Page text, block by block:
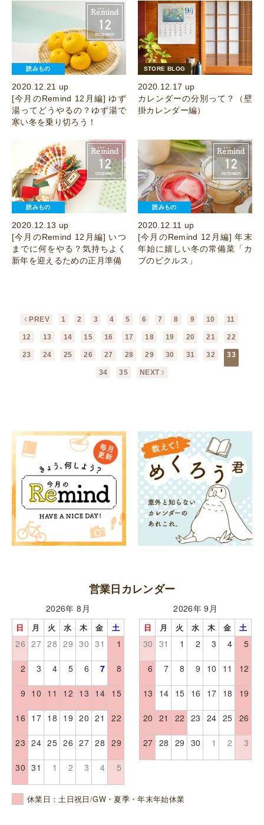
読みもの
2020.12.21 up
[今月のRemind 12月編] ゆず
湯ってどうやるの？ゆず湯で
寒い冬を乗り切ろう！
STORE BLOG
2020.12.17 up
カレンダーの分別って？（壁
掛カレンダー編）
読みもの
2020.12.13 up
[今月のRemind 12月編] いつ
までに何をやる？気持ちよく
新年を迎えるための正月準備
読みもの
2020.12.11 up
[今月のRemind 12月編] 年末
年始に嬉しい冬の常備菜「カ
ブのピクルス」
PREV 1 2 3 4 5 6 7 8 9 10 11
12 13 14 15 16 17 18 19 20 21 22
23 24 25 26 27 28 29 30 31 32 33
34 35 NEXT
営業日カレンダー
2026年 8月
日 月 火 水 木 金 土
26 27 28 29 30 31 1
2 3 4 5 6 7 8
9 10 11 12 13 14 15
16 17 18 19 20 21 22
23 24 25 26 27 28 29
30 31 1 2 3 4 5
2026年 9月
日 月 火 水 木 金 土
30 31 1 2 3 4 5
6 7 8 9 10 11 12
13 14 15 16 17 18 19
20 21 22 23 24 25 26
27 28 29 30 1 2 3
休業日：土日祝日/GW・夏季・年末年始休業